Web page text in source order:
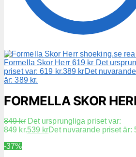
Formella Skor Herr 619kr Det
priset var: 619 kr.389 krDet
är: 389 kr.
FORMELLA SKOR
849kr Det ursprungliga priset var:
849 kr.539 krDet nuvarande priset är:
-37%